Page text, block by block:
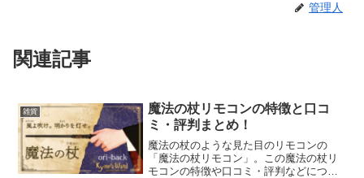
管理人
関連記事
雑貨
魔法の杖リモコンの特徴と口コ
ミ・評判まとめ！
魔法の杖のような見た目のリモコンの
「魔法の杖リモコン」。この魔法の杖リ
モコンの特徴や口コミ・評判などについ